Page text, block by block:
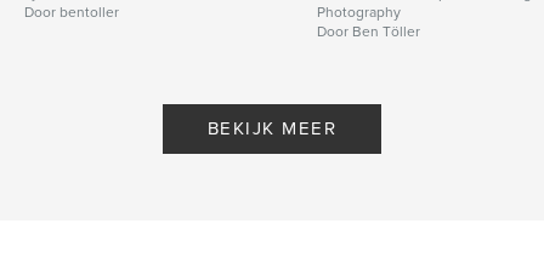
Door bentoller
Photography
Door Ben Töller
BEKIJK MEER